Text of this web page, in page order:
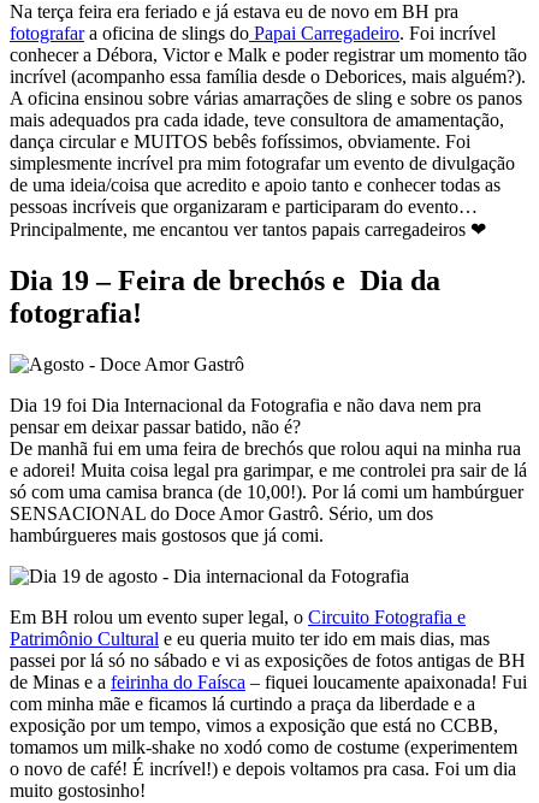
Na terça feira era feriado e já estava eu de novo em BH pra
fotografara oficina de slings do Papai Carregadeiro. Foi incrível
conhecer a Débora, Victor e Malk e poder registrar um momento tão
incrível (acompanho essa família desde o Deborices, mais alguém?).
A oficina ensinou sobre várias amarrações de sling e sobre os panos
mais adequados pra cada idade, teve consultora de amamentação,
dança circular e MUITOS bebês fofíssimos, obviamente. Foi
simplesmente incrível pra mim fotografar um evento de divulgação
de uma ideia/coisa que acredito e apoio tanto e conhecer todas as
pessoas incríveis que organizaram e participaram do evento…
Principalmente, me encantou ver tantos papais carregadeiros ❤
Dia 19 – Feira de brechós e Dia da
fotografia!
Dia 19 foi Dia Internacional da Fotografia e não dava nem pra
pensar em deixar passar batido, não é?
De manhã fui em uma feira de brechós que rolou aqui na minha rua
e adorei! Muita coisa legal pra garimpar, e me controlei pra sair de lá
só com uma camisa branca (de 10,00!). Por lá comi um hambúrguer
SENSACIONAL do Doce Amor Gastrô. Sério, um dos
hambúrgueres mais gostosos que já comi.
Em BH rolou um evento super legal, o Circuito Fotografia e
Patrimônio Cultural e eu queria muito ter ido em mais dias, mas
passei por lá só no sábado e vi as exposições de fotos antigas de BH
de Minas e a feirinha do Faísca – fiquei loucamente apaixonada! Fui
com minha mãe e ficamos lá curtindo a praça da liberdade e a
exposição por um tempo, vimos a exposição que está no CCBB,
tomamos um milk-shake no xodó como de costume (experimentem
o novo de café! É incrível!) e depois voltamos pra casa. Foi um dia
muito gostosinho!